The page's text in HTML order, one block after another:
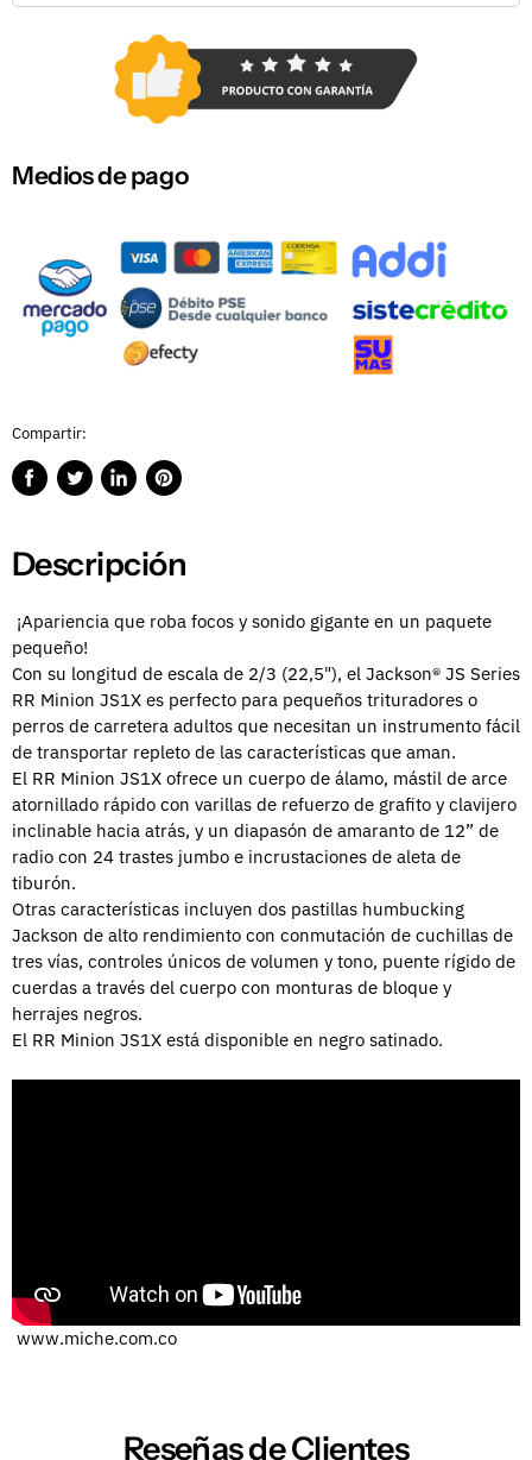
Medios de pago
Compartir:
CompartirPublicarCompartirGuardar
Descripción
¡Apariencia que roba focos y sonido gigante en un paquete
pequeño!
Con su longitud de escala de 2/3 (22,5"), el Jackson® JS Series
RR Minion JS1X es perfecto para pequeños trituradores o
perros de carretera adultos que necesitan un instrumento fácil
de transportar repleto de las características que aman.
El RR Minion JS1X ofrece un cuerpo de álamo, mástil de arce
atornillado rápido con varillas de refuerzo de grafito y clavijero
inclinable hacia atrás, y un diapasón de amaranto de 12” de
radio con 24 trastes jumbo e incrustaciones de aleta de
tiburón.
Otras características incluyen dos pastillas humbucking
Jackson de alto rendimiento con conmutación de cuchillas de
tres vías, controles únicos de volumen y tono, puente rígido de
cuerdas a través del cuerpo con monturas de bloque y
herrajes negros.
El RR Minion JS1X está disponible en negro satinado.
www.miche.com.co
Reseñas de Clientes